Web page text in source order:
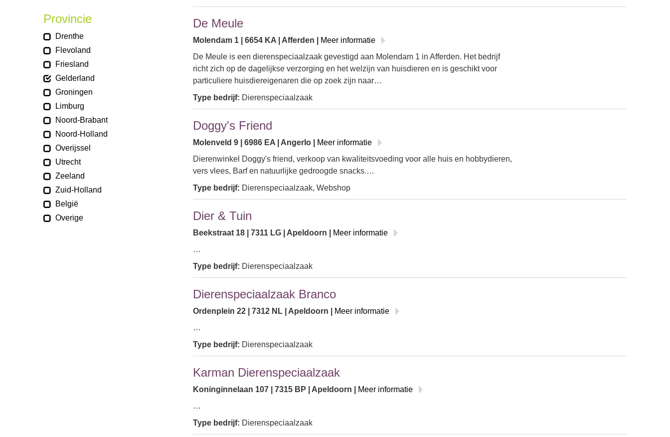
Provincie
Drenthe
Flevoland
Friesland
Gelderland
Groningen
Limburg
Noord-Brabant
Noord-Holland
Overijssel
Utrecht
Zeeland
Zuid-Holland
België
Overige
De Meule
Molendam 1 | 6654 KA | Afferden |
Meer informatie
De Meule is een dierenspeciaalzaak gevestigd aan Molendam 1 in Afferden. Het bedrijf
richt zich op de dagelijkse verzorging en het welzijn van huisdieren en is geschikt voor
particuliere huisdiereigenaren die op zoek zijn naar…
Type bedrijf: Dierenspeciaalzaak
Doggy's Friend
Molenveld 9 | 6986 EA | Angerlo |
Meer informatie
Dierenwinkel Doggy's friend, verkoop van kwaliteitsvoeding voor alle huis en hobbydieren,
vers vlees, Barf en natuurlijke gedroogde snacks.…
Type bedrijf: Dierenspeciaalzaak, Webshop
Dier & Tuin
Beekstraat 18 | 7311 LG | Apeldoorn |
Meer informatie
…
Type bedrijf: Dierenspeciaalzaak
Dierenspeciaalzaak Branco
Ordenplein 22 | 7312 NL | Apeldoorn |
Meer informatie
…
Type bedrijf: Dierenspeciaalzaak
Karman Dierenspeciaalzaak
Koninginnelaan 107 | 7315 BP | Apeldoorn |
Meer informatie
…
Type bedrijf: Dierenspeciaalzaak